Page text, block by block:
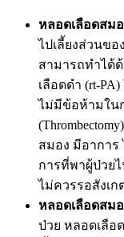
หลอดเลือดสม
ไปเลี้ยงส่วนข
สามารถทำได้
เลือดดำ (rt-
ไม่มีข้อห้ามใน
สมอง มีอาการ
การที่พาผู้ป่วย
ไม่ควรรอสังเก
หลอดเลือดสม
ป่วย หลอดเลือ